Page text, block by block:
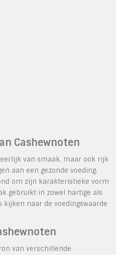
Cashewnoten
van smaak, maar ook rijk
aan een gezonde voeding.
om zijn karakteristieke vorm
gebruikt in zowel hartige als
kijken naar de voedingswaarde
van verschillende